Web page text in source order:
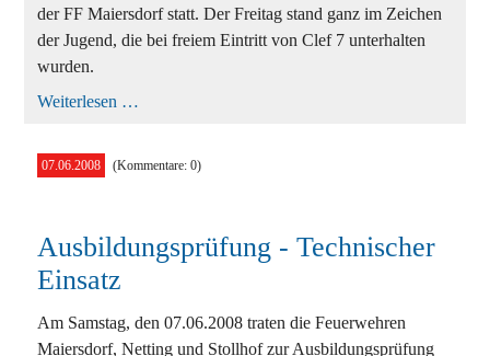
der FF Maiersdorf statt. Der Freitag stand ganz im Zeichen
der Jugend, die bei freiem Eintritt von Clef 7 unterhalten
wurden.
Weiterlesen …
07.06.2008 (Kommentare: 0)
Ausbildungsprüfung - Technischer
Einsatz
Am Samstag, den 07.06.2008 traten die Feuerwehren
Maiersdorf, Netting und Stollhof zur Ausbildungsprüfung